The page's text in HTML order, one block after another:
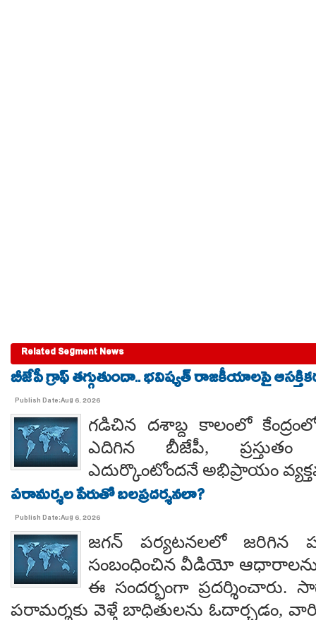
Related Segment News
బీజేపీ గ్రాఫ్ తగ్గుతుందా.. భవిష్యత్ రాజకీయాలపై
Publish Date:Aug 6, 2026
గడిచిన దశాబ్ద కాలంలో
ఎదిగిన బీజేపీ, ప్రస్తుతం
ఎదుర్కొంటోందనే అభిప్రాయం
పరామర్శల పేరుతో బలప్రదర్శనలా?
Publish Date:Aug 6, 2026
జగన్ పర్యటనలలో జరిగిన
సంబంధించిన వీడియో
ఈ సందర్భంగా
పరామర్శకు వెళ్తే బాధితులను ఓదార్చడం,